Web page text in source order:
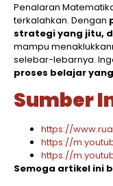
Penalaran
terkalahkan. Dengan
strategi yang jitu,
mampu
selebar-lebarnya.
proses belajar
Sumber
https://
https://
https://
Semoga artikel ini